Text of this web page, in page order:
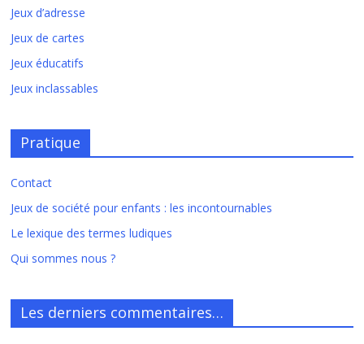
Jeux d’adresse
Jeux de cartes
Jeux éducatifs
Jeux inclassables
Pratique
Contact
Jeux de société pour enfants : les incontournables
Le lexique des termes ludiques
Qui sommes nous ?
Les derniers commentaires…